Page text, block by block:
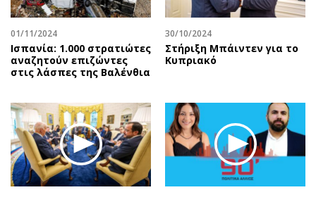
01/11/2024
Ισπανία: 1.000 στρατιώτες
αναζητούν επιζώντες
στις λάσπες της Βαλένθια
30/10/2024
Στήριξη Μπάιντεν για το
Κυπριακό